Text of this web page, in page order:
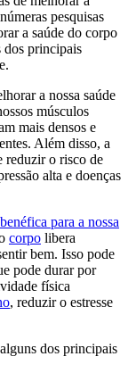
pesquisas
a saúde do corpo
dos principais
a nossa saúde
músculos
mais densos e
Além disso, a
reduzir o risco de
alta e doenças
para a nossa
corpo libera
bem. Isso pode
pode durar por
física
, reduzir o estresse
dos principais